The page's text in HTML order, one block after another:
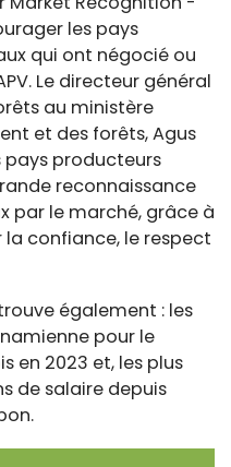
les pays
qui ont négocié ou
Le directeur général
au ministère
et des forêts, Agus
pays producteurs
reconnaissance
par le marché, grâce à
confiance, le respect
également : les
pour le
en 2023 et, les plus
de salaire depuis